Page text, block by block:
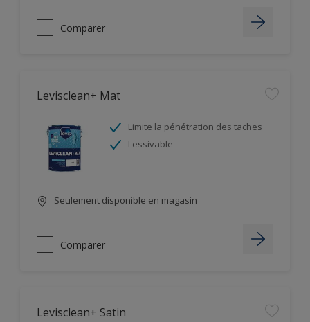
Comparer
Levisclean+ Mat
Limite la pénétration des taches
Lessivable
Seulement disponible en magasin
Comparer
Levisclean+ Satin